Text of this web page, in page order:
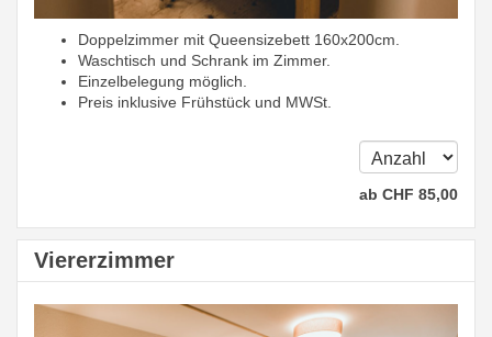
Doppelzimmer mit Queensizebett 160x200cm.
Waschtisch und Schrank im Zimmer.
Einzelbelegung möglich.
Preis inklusive Frühstück und MWSt.
ab CHF 85,00
Viererzimmer
Previous